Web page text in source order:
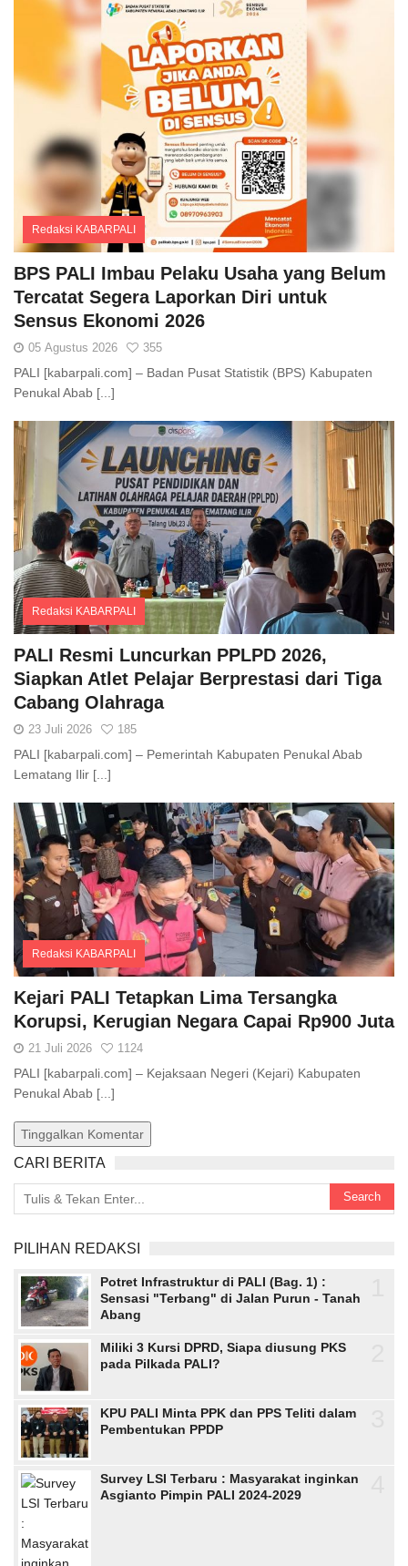
Redaksi KABARPALI
BPS PALI Imbau Pelaku Usaha yang Belum
Tercatat Segera Laporkan Diri untuk
Sensus Ekonomi 2026
05 Agustus 2026 355
PALI [kabarpali.com] – Badan Pusat Statistik (BPS) Kabupaten
Penukal Abab [...]
Redaksi KABARPALI
PALI Resmi Luncurkan PPLPD 2026,
Siapkan Atlet Pelajar Berprestasi dari Tiga
Cabang Olahraga
23 Juli 2026 185
PALI [kabarpali.com] – Pemerintah Kabupaten Penukal Abab
Lematang Ilir [...]
Redaksi KABARPALI
Comments
Kejari PALI Tetapkan Lima Tersangka
Korupsi, Kerugian Negara Capai Rp900 Juta
21 Juli 2026 1124
PALI [kabarpali.com] – Kejaksaan Negeri (Kejari) Kabupaten
Penukal Abab [...]
Tinggalkan Komentar
CARI BERITA
PILIHAN REDAKSI
Potret Infrastruktur di PALI (Bag. 1) :
Sensasi "Terbang" di Jalan Purun - Tanah
Abang
Miliki 3 Kursi DPRD, Siapa diusung PKS
pada Pilkada PALI?
KPU PALI Minta PPK dan PPS Teliti dalam
Pembentukan PPDP
Survey LSI Terbaru : Masyarakat inginkan
Asgianto Pimpin PALI 2024-2029